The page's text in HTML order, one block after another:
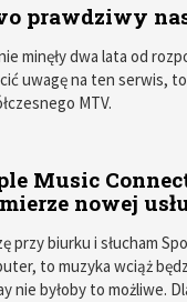
prawdziwy
minęły dwa lata od
uwagę na ten serwis,
MTV.
Music
nowej
przy biurku i słucham
to muzyka wciąż
nie byłoby to możliwe.